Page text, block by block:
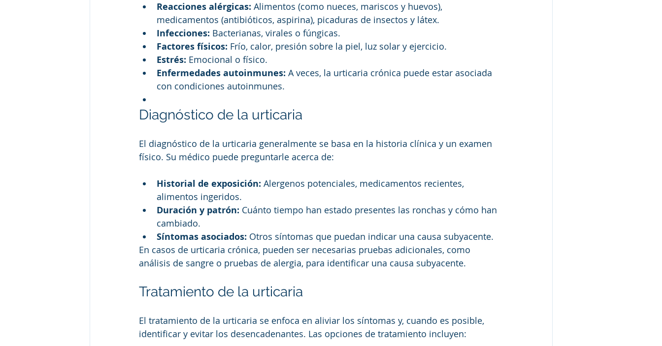
Reacciones alérgicas: Alimentos (como nueces, mariscos y huevos),
medicamentos (antibióticos, aspirina), picaduras de insectos y látex.
Infecciones: Bacterianas, virales o fúngicas.
Factores físicos: Frío, calor, presión sobre la piel, luz solar y ejercicio.
Estrés: Emocional o físico.
Enfermedades autoinmunes: A veces, la urticaria crónica puede estar asociada
con condiciones autoinmunes.
Diagnóstico de la urticaria
El diagnóstico de la urticaria generalmente se basa en la historia clínica y un examen
físico. Su médico puede preguntarle acerca de:
Historial de exposición: Alergenos potenciales, medicamentos recientes,
alimentos ingeridos.
Duración y patrón: Cuánto tiempo han estado presentes las ronchas y cómo han
cambiado.
Síntomas asociados: Otros síntomas que puedan indicar una causa subyacente.
En casos de urticaria crónica, pueden ser necesarias pruebas adicionales, como
análisis de sangre o pruebas de alergia, para identificar una causa subyacente.
Tratamiento de la urticaria
El tratamiento de la urticaria se enfoca en aliviar los síntomas y, cuando es posible,
identificar y evitar los desencadenantes. Las opciones de tratamiento incluyen: